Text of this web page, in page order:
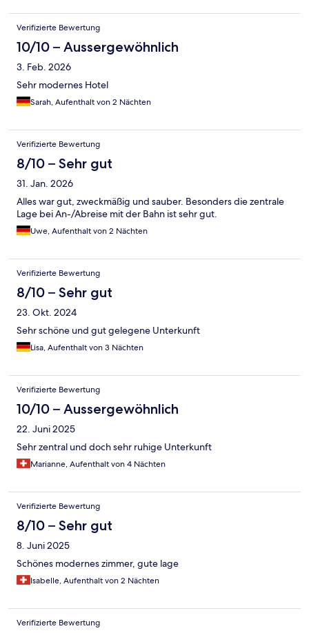
Verifizierte Bewertung
10/10 – Aussergewöhnlich
3. Feb. 2026
Sehr modernes Hotel
Sarah, Aufenthalt von 2 Nächten
Verifizierte Bewertung
8/10 – Sehr gut
31. Jan. 2026
Alles war gut, zweckmäßig und sauber. Besonders die zentrale
Lage bei An-/Abreise mit der Bahn ist sehr gut.
Uwe, Aufenthalt von 2 Nächten
Verifizierte Bewertung
8/10 – Sehr gut
23. Okt. 2024
Sehr schöne und gut gelegene Unterkunft
Lisa, Aufenthalt von 3 Nächten
Verifizierte Bewertung
10/10 – Aussergewöhnlich
22. Juni 2025
Sehr zentral und doch sehr ruhige Unterkunft
Marianne, Aufenthalt von 4 Nächten
Verifizierte Bewertung
8/10 – Sehr gut
8. Juni 2025
Schönes modernes zimmer, gute lage
Isabelle, Aufenthalt von 2 Nächten
Verifizierte Bewertung